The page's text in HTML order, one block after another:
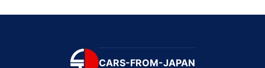
CARS-FROM-JAPAN